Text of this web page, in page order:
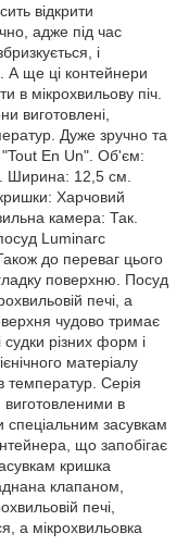
відкрити
адже під час
і
А ще ці контейнери
в мікрохвильову піч.
виготовлені,
Дуже зручно та
"Tout En Un". Об'єм:
Ширина: 12,5 см.
Харчовий
камера: Так.
Luminarc
до переваг цього
поверхню. Посуд
печі, а
чудово тримає
судки різних форм і
матеріалу
температур. Серія
виготовленими в
спеціальним засувкам
що запобігає
кришка
клапаном,
печі,
а мікрохвильовка